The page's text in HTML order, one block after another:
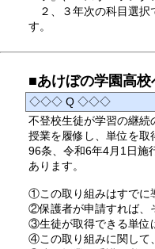
２、３年次の科目選択
す。
■あけぼの学園高校
◇◇◇ Q ◇◇◇
不登校生徒が学習の継
授業を履修し、単位を
96条、令和6年4月1日施
あります。
①この取り組みはすでに
②保護者が申請すれば、
③生徒が取得できる単位
④この取り組みに関して